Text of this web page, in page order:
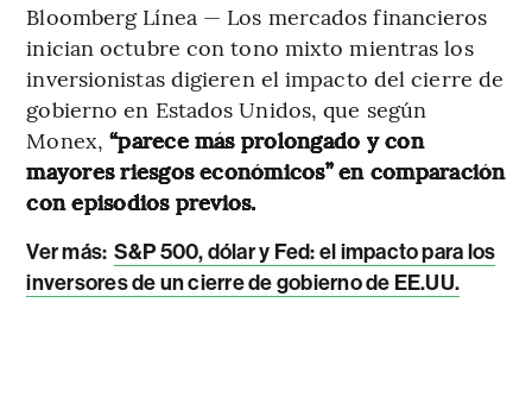
Bloomberg Línea — Los mercados financieros
inician octubre con tono mixto mientras los
inversionistas digieren el impacto del cierre de
gobierno en Estados Unidos, que según
Monex,“parece más prolongado y con
mayores riesgos económicos” en comparación
con episodios previos.
Ver más: S&P 500, dólar y Fed: el impacto para los
inversores de un cierre de gobierno de EE.UU.